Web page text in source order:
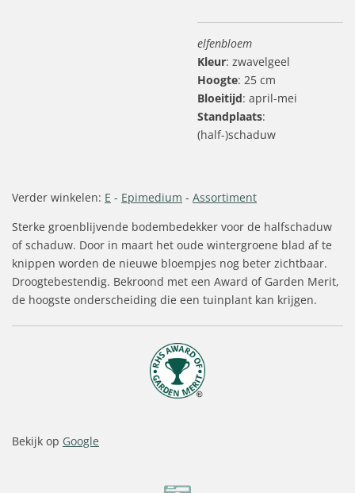
elfenbloem
Kleur: zwavelgeel
Hoogte: 25 cm
Bloeitijd: april-mei
Standplaats:
(half-)schaduw
Verder winkelen: E - Epimedium - Assortiment
Sterke groenblijvende bodembedekker voor de halfschaduw
of schaduw. Door in maart het oude wintergroene blad af te
knippen worden de nieuwe bloempjes nog beter zichtbaar.
Droogtebestendig. Bekroond met een Award of Garden Merit,
de hoogste onderscheiding die een tuinplant kan krijgen.
Bekijk op Google